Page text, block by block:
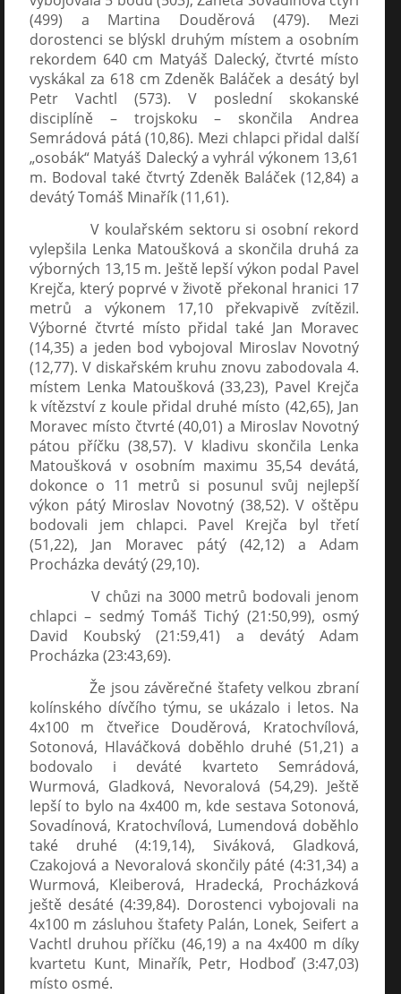
(499) a Martina Douděrová (479). Mezi
dorostenci se blýskl druhým místem a osobním
rekordem 640 cm Matyáš Dalecký, čtvrté místo
vyskákal za 618 cm Zdeněk Baláček a desátý byl
Petr Vachtl (573). V poslední skokanské
disciplíně – trojskoku – skončila Andrea
Semrádová pátá (10,86). Mezi chlapci přidal další
„osobák“ Matyáš Dalecký a vyhrál výkonem 13,61
m. Bodoval také čtvrtý Zdeněk Baláček (12,84) a
devátý Tomáš Minařík (11,61).
V koulařském sektoru si osobní rekord
vylepšila Lenka Matoušková a skončila druhá za
výborných 13,15 m. Ještě lepší výkon podal Pavel
Krejča, který poprvé v životě překonal hranici 17
metrů a výkonem 17,10 překvapivě zvítězil.
Výborné čtvrté místo přidal také Jan Moravec
(14,35) a jeden bod vybojoval Miroslav Novotný
(12,77). V diskařském kruhu znovu zabodovala 4.
místem Lenka Matoušková (33,23), Pavel Krejča
k vítězství z koule přidal druhé místo (42,65), Jan
Moravec místo čtvrté (40,01) a Miroslav Novotný
pátou příčku (38,57). V kladivu skončila Lenka
Matoušková v osobním maximu 35,54 devátá,
dokonce o 11 metrů si posunul svůj nejlepší
výkon pátý Miroslav Novotný (38,52). V oštěpu
bodovali jem chlapci. Pavel Krejča byl třetí
(51,22), Jan Moravec pátý (42,12) a Adam
Procházka devátý (29,10).
V chůzi na 3000 metrů bodovali jenom
chlapci – sedmý Tomáš Tichý (21:50,99), osmý
David Koubský (21:59,41) a devátý Adam
Procházka (23:43,69).
Že jsou závěrečné štafety velkou zbraní
kolínského dívčího týmu, se ukázalo i letos. Na
4x100 m čtveřice Douděrová, Kratochvílová,
Sotonová, Hlaváčková doběhlo druhé (51,21) a
bodovalo i deváté kvarteto Semrádová,
Wurmová, Gladková, Nevoralová (54,29). Ještě
lepší to bylo na 4x400 m, kde sestava Sotonová,
Sovadínová, Kratochvílová, Lumendová doběhlo
také druhé (4:19,14), Siváková, Gladková,
Czakojová a Nevoralová skončily páté (4:31,34) a
Wurmová, Kleiberová, Hradecká, Procházková
ještě desáté (4:39,84). Dorostenci vybojovali na
4x100 m zásluhou štafety Palán, Lonek, Seifert a
Vachtl druhou příčku (46,19) a na 4x400 m díky
kvartetu Kunt, Minařík, Petr, Hodboď (3:47,03)
místo osmé.